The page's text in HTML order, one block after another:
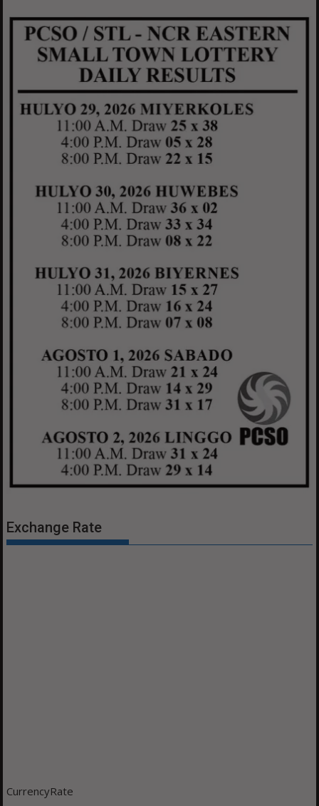
Exchange Rate
CurrencyRate